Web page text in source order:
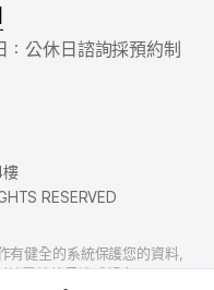
：公休日 諮詢採預約制
樓
RESERVED
健全的系統保護您的資料，
洩露給外界造成損害